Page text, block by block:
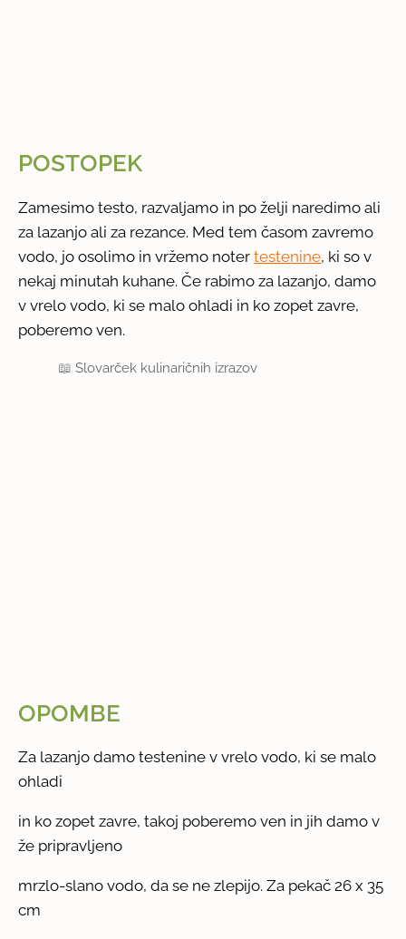
POSTOPEK
Zamesimo testo, razvaljamo in po želji naredimo ali
za lazanjo ali za rezance. Med tem časom zavremo
vodo, jo osolimo in vržemo notertestenine, ki so v
nekaj minutah kuhane. Če rabimo za lazanjo, damo
v vrelo vodo, ki se malo ohladi in ko zopet zavre,
poberemo ven.
📖Slovarček kulinaričnih izrazov
OPOMBE
Za lazanjo damo testenine v vrelo vodo, ki se malo
ohladi
in ko zopet zavre, takoj poberemo ven in jih damo v
že pripravljeno
mrzlo-slano vodo, da se ne zlepijo. Za pekač 26 x 35
cm